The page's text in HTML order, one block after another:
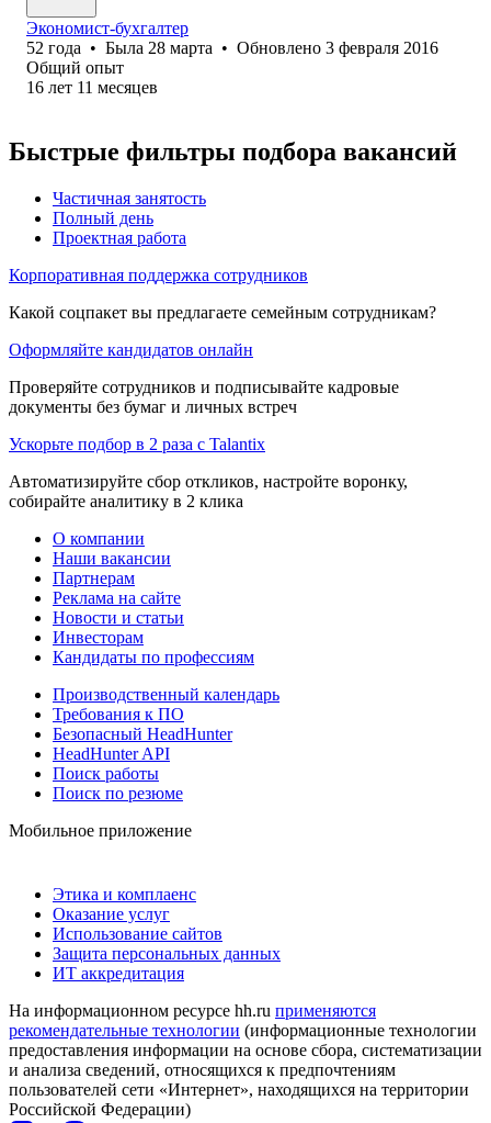
Экономист-бухгалтер
52 года • Была 28 марта • Обновлено 3 февраля 2016
Общий опыт
16 лет 11 месяцев
Быстрые фильтры подбора вакансий
Частичная занятость
Полный день
Проектная работа
Корпоративная поддержка сотрудников
Какой соцпакет вы предлагаете семейным сотрудникам?
Оформляйте кандидатов онлайн
Проверяйте сотрудников и подписывайте кадровые
документы без бумаг и личных встреч
Ускорьте подбор в 2 раза с Talantix
Автоматизируйте сбор откликов, настройте воронку,
собирайте аналитику в 2 клика
О компании
Наши вакансии
Партнерам
Реклама на сайте
Новости и статьи
Инвесторам
Кандидаты по профессиям
Производственный календарь
Требования к ПО
Безопасный HeadHunter
HeadHunter API
Поиск работы
Поиск по резюме
Мобильное приложение
Этика и комплаенс
Оказание услуг
Использование сайтов
Защита персональных данных
ИТ аккредитация
На информационном ресурсе hh.ru применяются
рекомендательные технологии (информационные технологии
предоставления информации на основе сбора, систематизации
и анализа сведений, относящихся к предпочтениям
пользователей сети «Интернет», находящихся на территории
Российской Федерации)